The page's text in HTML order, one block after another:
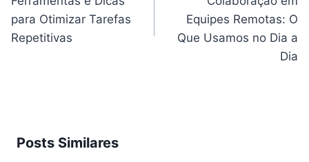
para Otimizar Tarefas
Repetitivas
Equipes Remotas: O
Que Usamos no Dia a
Dia
Posts Similares